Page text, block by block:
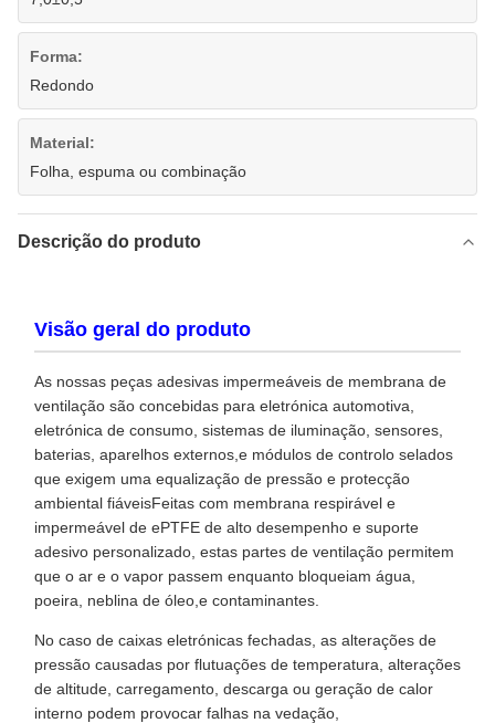
Forma:
Redondo
Material:
Folha, espuma ou combinação
Descrição do produto
Visão geral do produto
As nossas peças adesivas impermeáveis de membrana de
ventilação são concebidas para eletrónica automotiva,
eletrónica de consumo, sistemas de iluminação, sensores,
baterias, aparelhos externos,e módulos de controlo selados
que exigem uma equalização de pressão e protecção
ambiental fiáveisFeitas com membrana respirável e
impermeável de ePTFE de alto desempenho e suporte
adesivo personalizado, estas partes de ventilação permitem
que o ar e o vapor passem enquanto bloqueiam água,
poeira, neblina de óleo,e contaminantes.
No caso de caixas eletrónicas fechadas, as alterações de
pressão causadas por flutuações de temperatura, alterações
de altitude, carregamento, descarga ou geração de calor
interno podem provocar falhas na vedação,